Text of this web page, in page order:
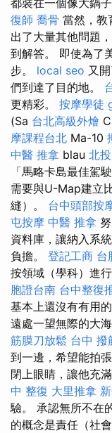
復師 喬骨 當然，教
出了大量其他問題
到解答。 即使為了
步。 local seo 又
們到達了目的地。
更精彩。 按摩學徒
(Sa 台北高級外燴
摩課程台北 Ma-10
中醫 推拿 blau 北
「馬略卡島最佳駕
需要與U-Map建立
縫）。 台中頭部按
屯按摩 中醫 推拿
資料庫，讓納入系
負擔。 登記工商 台
按領域（學科）進
胞證台南 台中整復
基本上還沒有有用
遠處一望無際的大
筋膜刀放鬆 台中 撥
到一邊，希望能拍
閉上眼睛，讓他充
中 整復 大里推拿
驗。 承認無所不在
的概念是責任（社